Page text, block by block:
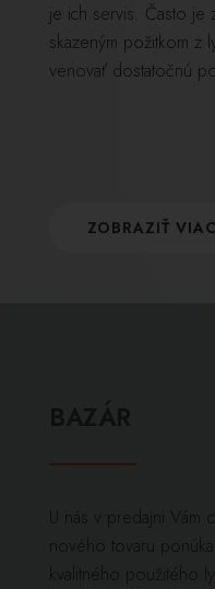
je ich servis. Často je
skazeným požitkom z
venovať dostatočnú
ZOBRAZIŤ VIAC
U nás v predajni Vám
nového tovaru
kvalitného použitého